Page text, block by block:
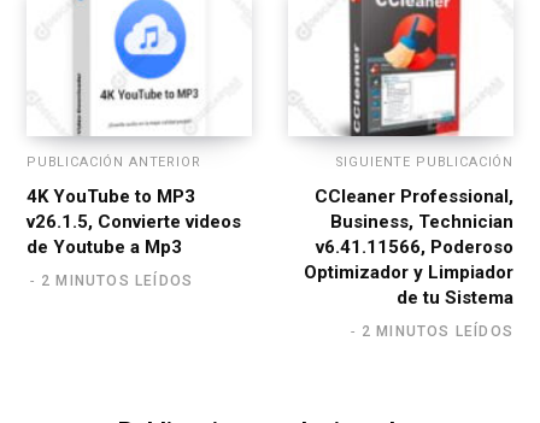
PUBLICACIÓN ANTERIOR
4K YouTube to MP3
v26.1.5, Convierte videos
de Youtube a Mp3
2 MINUTOS LEÍDOS
SIGUIENTE PUBLICACIÓN
CCleaner Professional,
Business, Technician
v6.41.11566, Poderoso
Optimizador y Limpiador
de tu Sistema
2 MINUTOS LEÍDOS